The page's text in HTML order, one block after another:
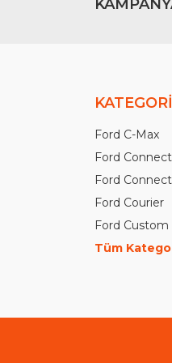
Ford C-Max
Ford Connect
Ford
Ford Courier
Ford Custom
Tüm